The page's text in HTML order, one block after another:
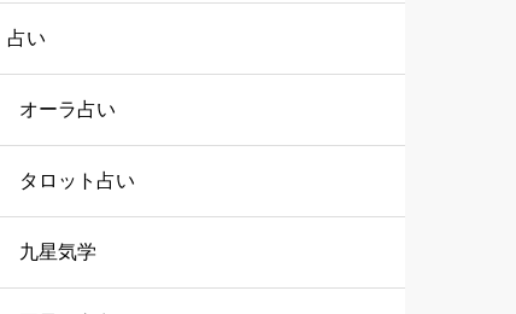
占い
オーラ占い
タロット占い
九星気学